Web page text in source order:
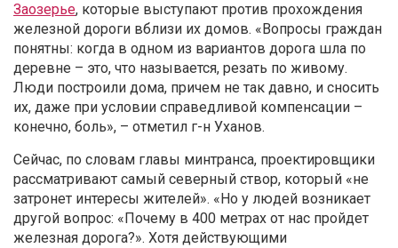
Заозерье, которые выступают против прохождения
железной дороги вблизи их домов. «Вопросы граждан
понятны: когда в одном из вариантов дорога шла по
деревне – это, что называется, резать по живому.
Люди построили дома, причем не так давно, и сносить
их, даже при условии справедливой компенсации –
конечно, боль», – отметил г-н Уханов.
Сейчас, по словам главы минтранса, проектировщики
рассматривают самый северный створ, который «не
затронет интересы жителей». «Но у людей возникает
другой вопрос: «Почему в 400 метрах от нас пройдет
железная дорога?». Хотя действующими